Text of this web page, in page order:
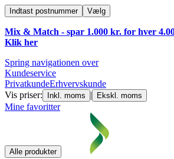
Indtast postnummer Vælg
Mix & Match - spar 1.000 kr. for hver
Klik her
Spring navigationen over
Kundeservice
PrivatkundeErhvervskunde
Vis priser:
Inkl. moms | Ekskl. moms
Mine favoritter
Alle produkter